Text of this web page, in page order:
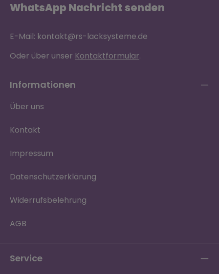
WhatsApp Nachricht senden
E-Mail: kontakt@rs-lacksysteme.de
Oder über unser Kontaktformular.
Informationen
Über uns
Kontakt
Impressum
Datenschutzerklärung
Widerrufsbelehrung
AGB
Service